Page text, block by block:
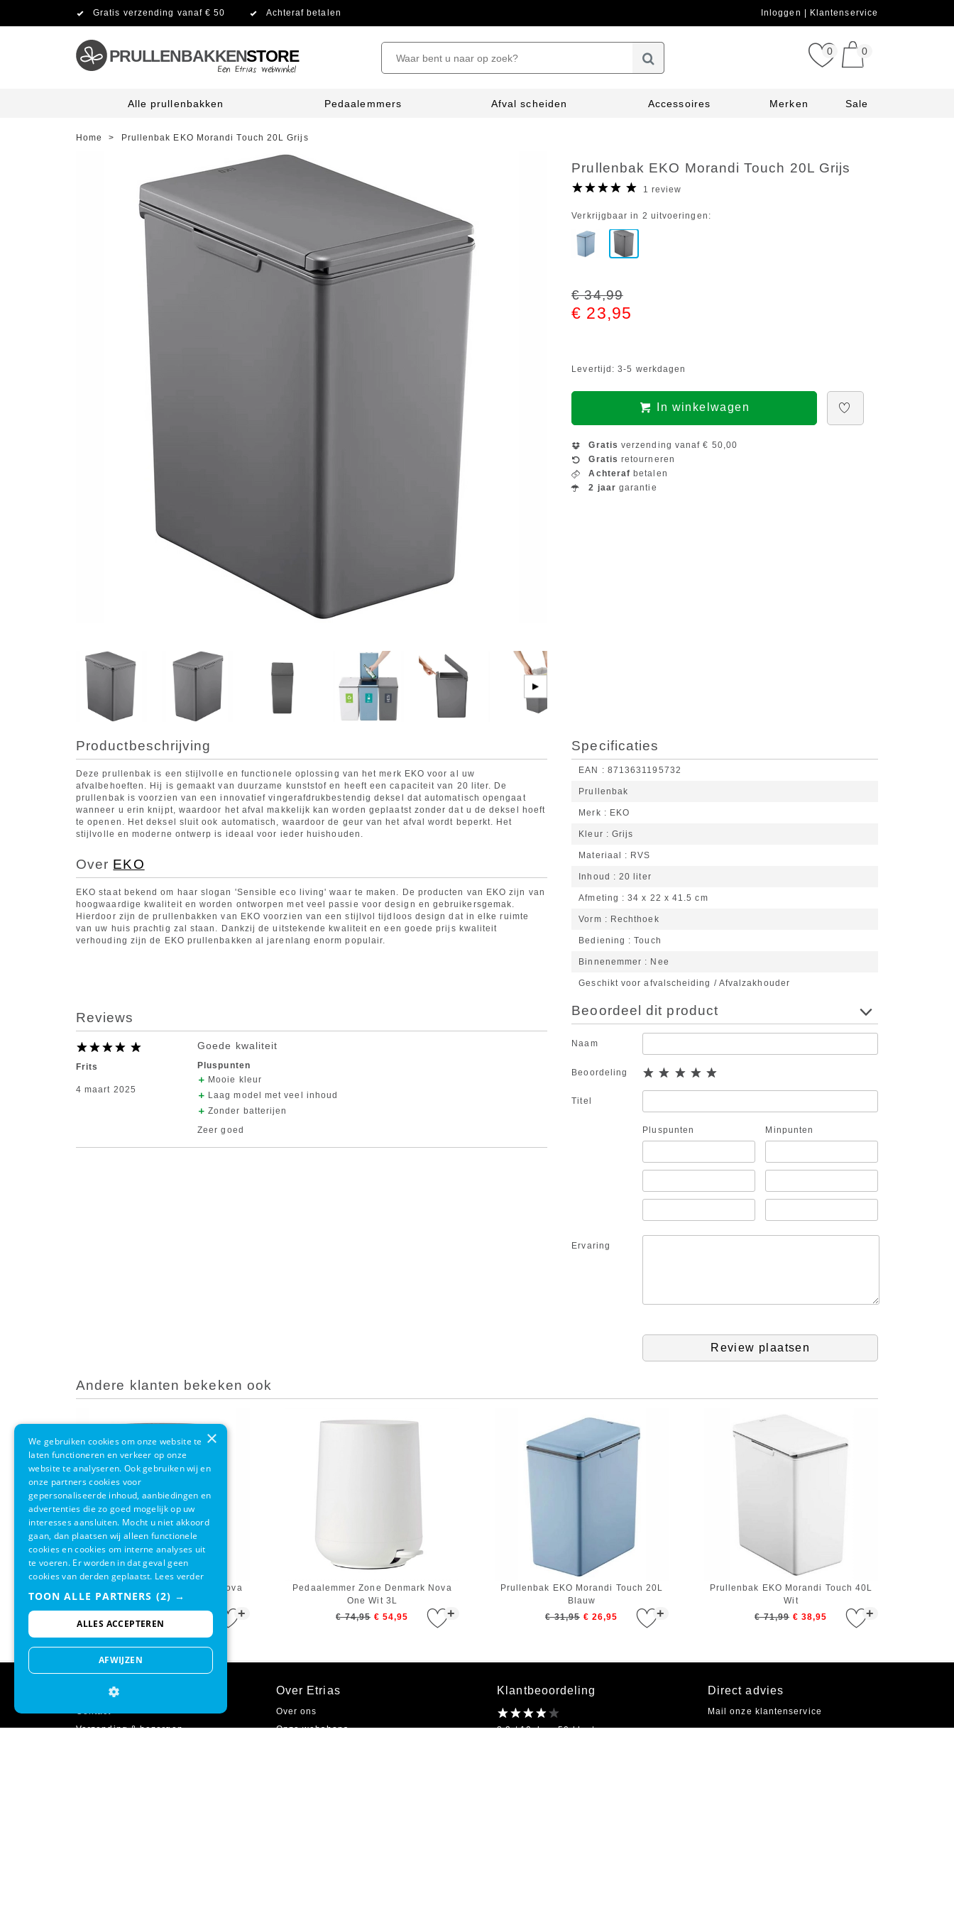
Gratis verzending vanaf € 50 Achteraf betalen Inloggen Klantenservice
PRULLENBAKKENSTORE 0 0
Alle prullenbakken Pedaalemmers Afval scheiden Accessoires Merken Sale
Home > Prullenbak EKO Morandi Touch 20L Grijs
▶
Prullenbak EKO Morandi Touch 20L Grijs
1 review
Verkrijgbaar in 2 uitvoeringen:
€ 34,99
€ 23,95
Levertijd: 3-5 werkdagen
In winkelwagen
Gratis verzending vanaf € 50,00
Gratis retourneren
Achteraf betalen
2 jaar garantie
Productbeschrijving
Deze prullenbak is een stijlvolle en functionele oplossing van het merk EKO voor al uw
afvalbehoeften. Hij is gemaakt van duurzame kunststof en heeft een capaciteit van 20 liter. De
prullenbak is voorzien van een innovatief vingerafdrukbestendig deksel dat automatisch opengaat
wanneer u erin knijpt, waardoor het afval makkelijk kan worden geplaatst zonder dat u de deksel hoeft
te openen. Het deksel sluit ook automatisch, waardoor de geur van het afval wordt beperkt. Het
stijlvolle en moderne ontwerp is ideaal voor ieder huishouden.
Over EKO
EKO staat bekend om haar slogan 'Sensible eco living' waar te maken. De producten van EKO zijn van
hoogwaardige kwaliteit en worden ontworpen met veel passie voor design en gebruikersgemak.
Hierdoor zijn de prullenbakken van EKO voorzien van een stijlvol tijdloos design dat in elke ruimte
van uw huis prachtig zal staan. Dankzij de uitstekende kwaliteit en een goede prijs kwaliteit
verhouding zijn de EKO prullenbakken al jarenlang enorm populair.
Specificaties
EAN 8713631195732
Prullenbak
Merk EKO
Kleur Grijs
Materiaal RVS
Inhoud 20 liter
Afmeting 34 x 22 x 41.5 cm
Vorm Rechthoek
Bediening Touch
Binnenemmer Nee
Geschikt voor afvalscheiding / Afvalzakhouder
Reviews
Frits
4 maart 2025
Goede kwaliteit
Pluspunten
Mooie kleur
Laag model met veel inhoud
Zonder batterijen
Zeer goed
Beoordeel dit product
Naam
Beoordeling
Titel
Pluspunten Minpunten
Ervaring
Review plaatsen
Andere klanten bekeken ook
+
Pedaalemmer Zone Denmark Nova
One Zwart 3L
+
Pedaalemmer Zone Denmark Nova
One Wit 3L
€ 74,95 € 54,95 +
Prullenbak EKO Morandi Touch 20L
Blauw
€ 31,95 € 26,95 +
Prullenbak EKO Morandi Touch 40L
Wit
€ 71,99 € 38,95
Klantenservice
Contact
Verzending & bezorgen
Over Etrias
Over ons
Onze webshops
Klantbeoordeling
8.2 / 10 door 50 klanten
Direct advies
Mail onze klantenservice
×
We gebruiken cookies om onze website te
laten functioneren en verkeer op onze
website te analyseren. Ook gebruiken wij en
onze partners cookies voor
gepersonaliseerde inhoud, aanbiedingen en
advertenties die zo goed mogelijk op uw
interesses aansluiten. Mocht u niet akkoord
gaan, dan plaatsen wij alleen functionele
cookies en cookies om interne analyses uit
te voeren. Er worden in dat geval geen
cookies van derden geplaatst. Lees verder
TOON ALLE PARTNERS (2) →
ALLES ACCEPTEREN
AFWIJZEN